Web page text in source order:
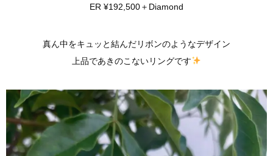
ER ¥192,500＋Diamond
真ん中をキュッと結んだリボンのようなデザイン
上品であきのこないリングです